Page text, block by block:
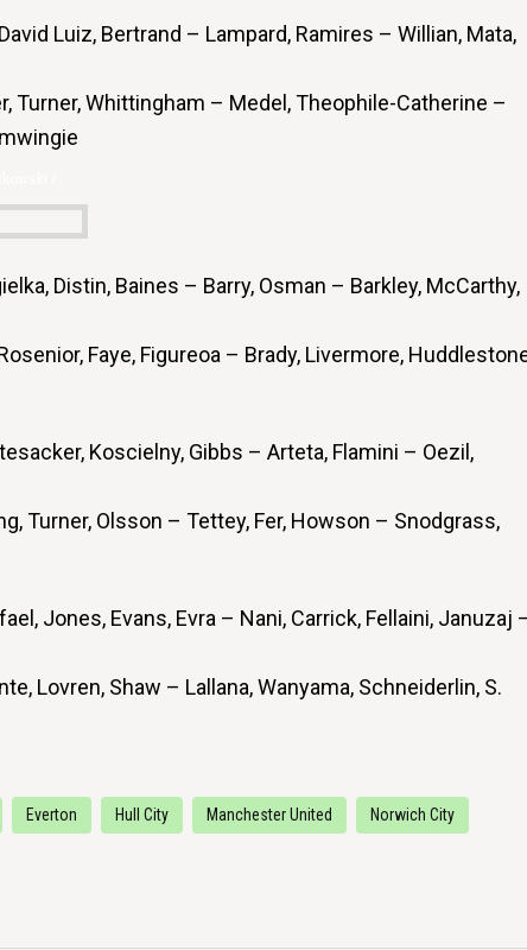
Luiz, Bertrand – Lampard, Ramires – Willian, Mata,
Turner, Whittingham – Medel, Theophile-Catherine –
Distin, Baines – Barry, Osman – Barkley, McCarthy,
Faye, Figureoa – Brady, Livermore,
Koscielny, Gibbs – Arteta, Flamini – Oezil,
Turner, Olsson – Tettey, Fer, Howson – Snodgrass,
Jones, Evans, Evra – Nani, Carrick, Fellaini, Januzaj
Lovren, Shaw – Lallana, Wanyama, Schneiderlin, S.
Everton Hull City Manchester United Norwich City